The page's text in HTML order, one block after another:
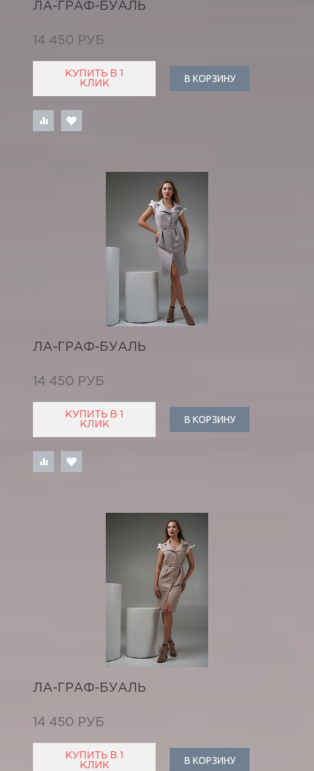
ЛА-ГРАФ-БУАЛЬ
14 450 РУБ
КУПИТЬ В 1
КЛИК
В КОРЗИНУ
ЛА-ГРАФ-БУАЛЬ
14 450 РУБ
КУПИТЬ В 1
КЛИК
В КОРЗИНУ
ЛА-ГРАФ-БУАЛЬ
14 450 РУБ
КУПИТЬ В 1
КЛИК
В КОРЗИНУ